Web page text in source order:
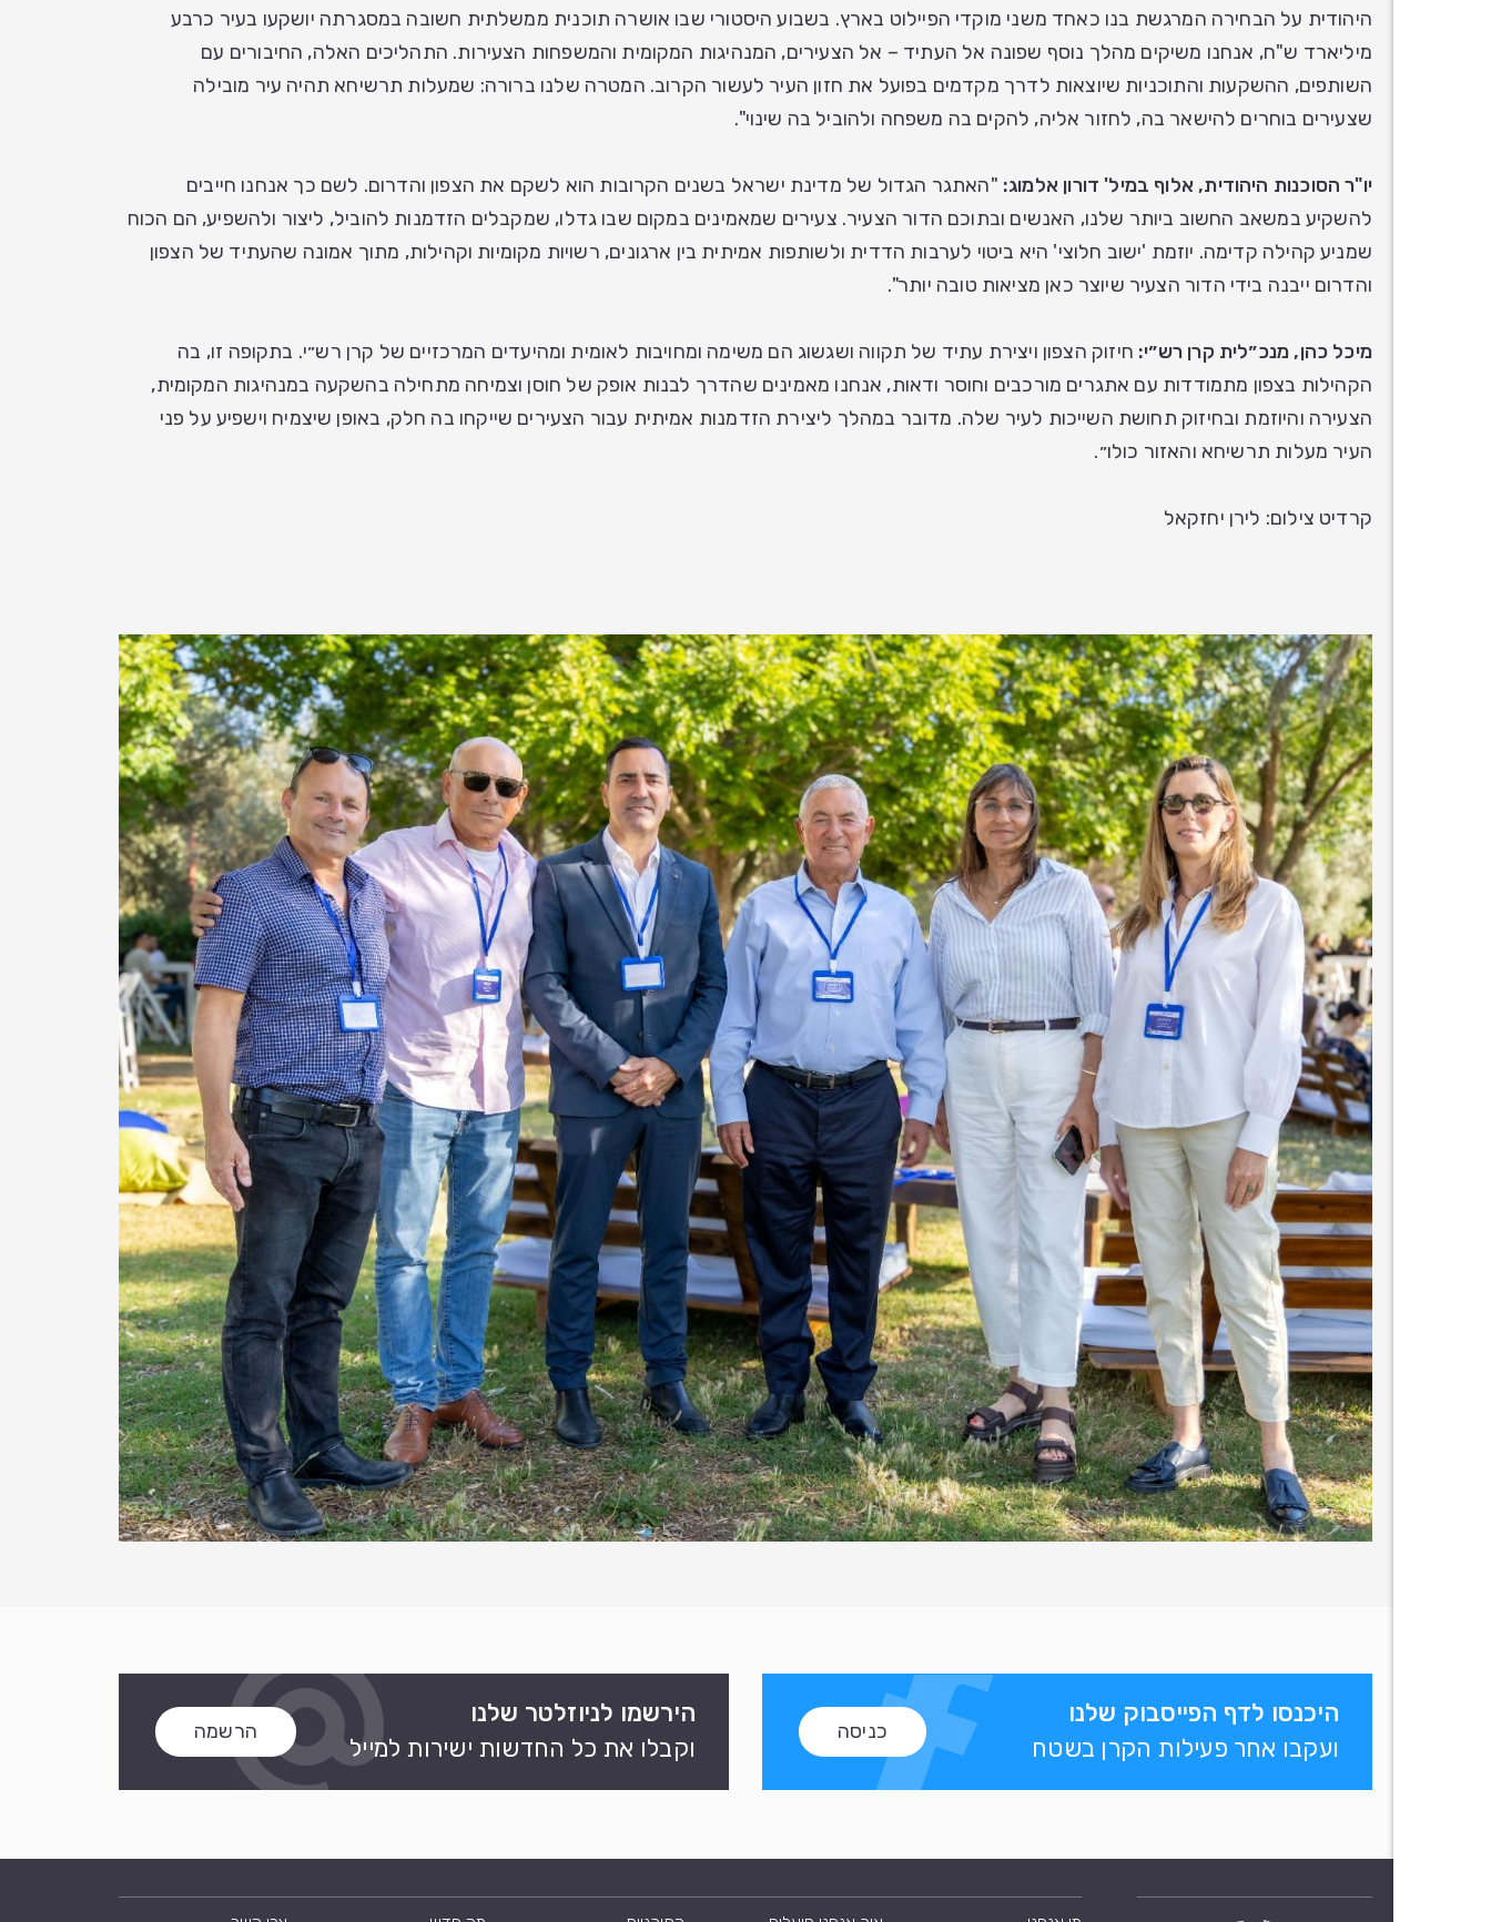
היהודית על הבחירה המרגשת בנו כאחד משני מוקדי הפיילוט בארץ. בשבוע היסטורי שבו אושרה תוכנית ממשלתית חשובה במסגרתה יושקעו בעיר כרבע
מיליארד ש"ח, אנחנו משיקים מהלך נוסף שפונה אל העתיד – אל הצעירים, המנהיגות המקומית והמשפחות הצעירות. התהליכים האלה, החיבורים עם
השותפים, ההשקעות והתוכניות שיוצאות לדרך מקדמים בפועל את חזון העיר לעשור הקרוב. המטרה שלנו ברורה: שמעלות תרשיחא תהיה עיר מובילה
שצעירים בוחרים להישאר בה, לחזור אליה, להקים בה משפחה ולהוביל בה שינוי".
יו"ר הסוכנות היהודית, אלוף במיל' דורון אלמוג: "האתגר הגדול של מדינת ישראל בשנים הקרובות הוא לשקם את הצפון והדרום. לשם כך אנחנו חייבים
להשקיע במשאב החשוב ביותר שלנו, האנשים ובתוכם הדור הצעיר. צעירים שמאמינים במקום שבו גדלו, שמקבלים הזדמנות להוביל, ליצור ולהשפיע, הם הכוח
שמניע קהילה קדימה. יוזמת 'ישוב חלוצי' היא ביטוי לערבות הדדית ולשותפות אמיתית בין ארגונים, רשויות מקומיות וקהילות, מתוך אמונה שהעתיד של הצפון
והדרום ייבנה בידי הדור הצעיר שיוצר כאן מציאות טובה יותר".
מיכל כהן, מנכ״לית קרן רש״י: חיזוק הצפון ויצירת עתיד של תקווה ושגשוג הם משימה ומחויבות לאומית ומהיעדים המרכזיים של קרן רש״י. בתקופה זו, בה
הקהילות בצפון מתמודדות עם אתגרים מורכבים וחוסר ודאות, אנחנו מאמינים שהדרך לבנות אופק של חוסן וצמיחה מתחילה בהשקעה במנהיגות המקומית,
הצעירה והיוזמת ובחיזוק תחושת השייכות לעיר שלה. מדובר במהלך ליצירת הזדמנות אמיתית עבור הצעירים שייקחו בה חלק, באופן שיצמיח וישפיע על פני
העיר מעלות תרשיחא והאזור כולו״.
קרדיט צילום: לירן יחזקאל
היכנסו לדף הפייסבוק שלנו
ועקבו אחר פעילות הקרן בשטח
כניסה
הירשמו לניוזלטר שלנו
וקבלו את כל החדשות ישירות למייל
הרשמה